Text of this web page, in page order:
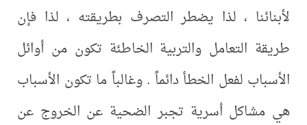
لأبنائنا ، لذا يضطر التصرف بطريقته ، لذا فإن
طريقة التعامل والتربية الخاطئة تكون من أوائل
الأسباب لفعل الخطأ دائماً . وغالباً ما تكون الأسباب
هي مشاكل أسرية تجبر الضحية عن الخروج عن